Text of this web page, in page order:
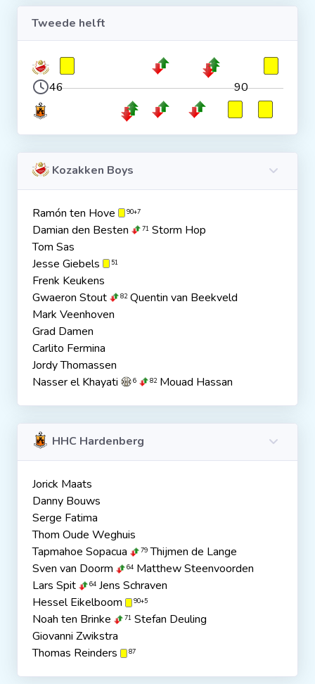
Tweede helft
46 90
Kozakken Boys
Ramón ten Hove 90+7
Damian den Besten 71 Storm Hop
Tom Sas
Jesse Giebels
51
Frenk Keukens
Gwaeron Stout
82 Quentin van Beekveld
Mark Veenhoven
Grad Damen
Carlito Fermina
Jordy Thomassen
Nasser el Khayati
6 82 Mouad Hassan
HHC Hardenberg
Jorick Maats
Danny Bouws
Serge Fatima
Thom Oude Weghuis
Tapmahoe Sopacua
79 Thijmen de Lange
Sven van Doorm
64 Matthew Steenvoorden
Lars Spit
64 Jens Schraven
Hessel Eikelboom
90+5
Noah ten Brinke 71 Stefan Deuling
Giovanni Zwikstra
Thomas Reinders
87